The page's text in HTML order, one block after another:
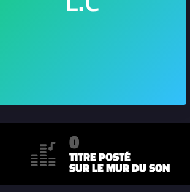
0
TITRE POSTÉ
SUR LE MUR DU SON